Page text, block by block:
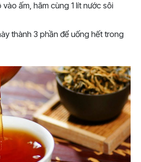
ấm, hãm cùng 1 lít nước sôi
thành 3 phần để uống hết trong